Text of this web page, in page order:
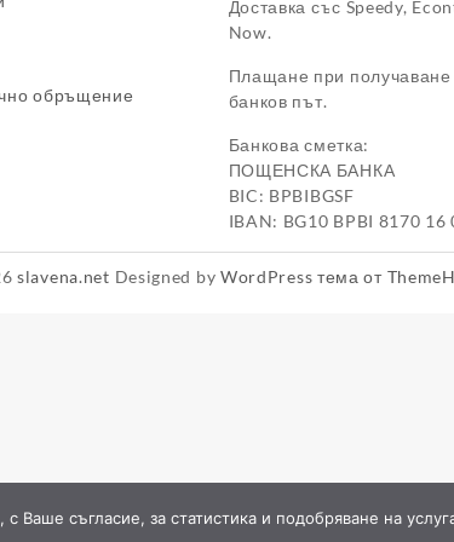
обръщение
Доставка със Speedy,
Now.
Плащане при получаване
банков път.
Банкова сметка:
ПОЩЕНСКА БАНКА
BIC: BPBIBGSF
IBAN: BG10 BPBI 8170 16
slavena.net Designed by WordPress тема от
Ваше съгласие, за статистика и подобряване на